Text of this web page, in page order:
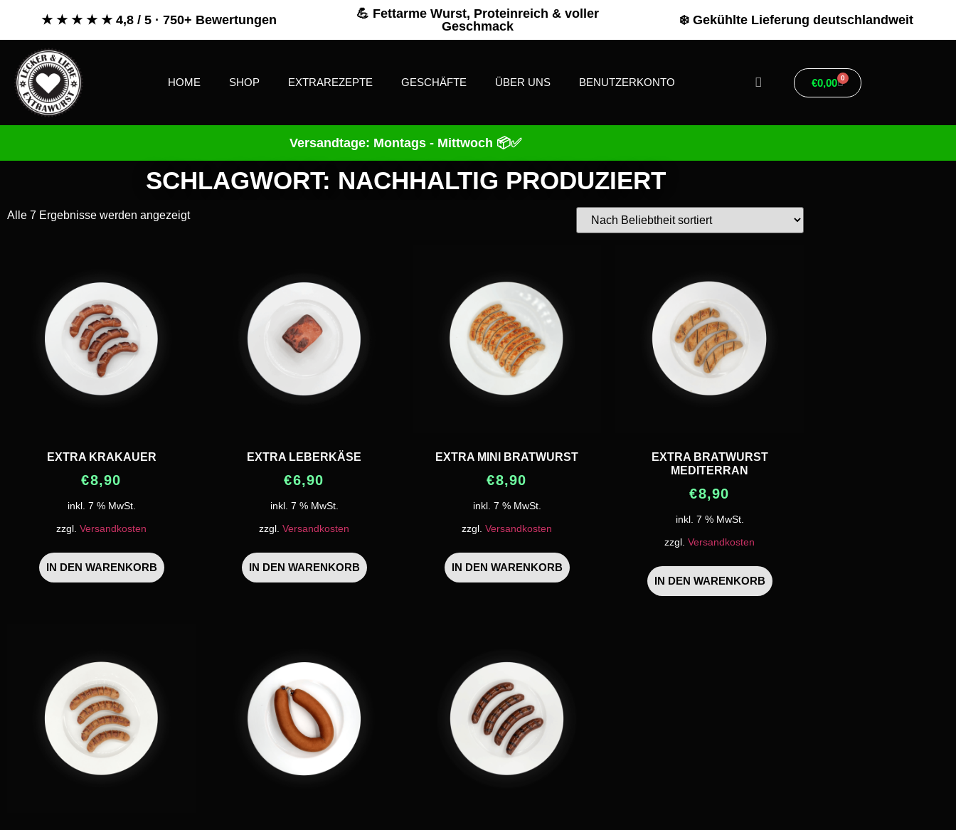
★ ★ ★ ★ ★ 4,8 / 5 · 750+ Bewertungen
💪 Fettarme Wurst, Proteinreich & voller
Geschmack
❄️ Gekühlte Lieferung deutschlandweit
HOME SHOP EXTRAREZEPTE GESCHÄFTE ÜBER UNS BENUTZERKONTO €0,00 0
Versandtage: Montags - Mittwoch 📦✅
SCHLAGWORT: NACHHALTIG PRODUZIERT
Alle 7 Ergebnisse werden angezeigt
EXTRA KRAKAUER
€8,90
inkl. 7 % MwSt.
zzgl. Versandkosten
IN DEN WARENKORB
EXTRA LEBERKÄSE
€6,90
inkl. 7 % MwSt.
zzgl. Versandkosten
IN DEN WARENKORB
EXTRA MINI BRATWURST
€8,90
inkl. 7 % MwSt.
zzgl. Versandkosten
IN DEN WARENKORB
EXTRA BRATWURST
MEDITERRAN
€8,90
inkl. 7 % MwSt.
zzgl. Versandkosten
IN DEN WARENKORB